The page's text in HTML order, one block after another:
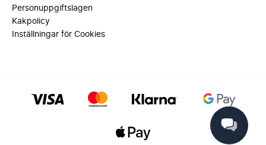
Personuppgiftslagen
Kakpolicy
Inställningar för Cookies